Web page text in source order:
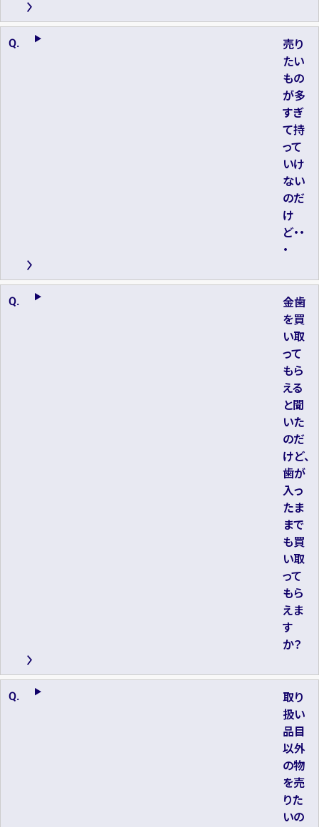
売り
たい
もの
が多
すぎ
て持
って
いけ
ない
のだ
け
ど・・
・
金歯
を買
い取
って
もら
える
と聞
いた
のだ
けど、
歯が
入っ
たま
まで
も買
い取
って
もら
えま
す
か？
取り
扱い
品目
以外
の物
を売
りた
いの